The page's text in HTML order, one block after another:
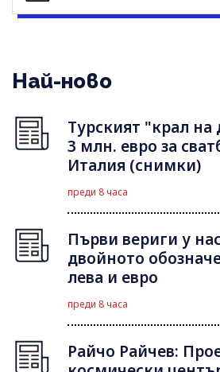
Най-ново
Турският "крал
3 млн. евро за
Италия (снимки)
преди 8 часа
Първи вериги у
двойното
лева и евро
преди 8 часа
Райчо Райчев: